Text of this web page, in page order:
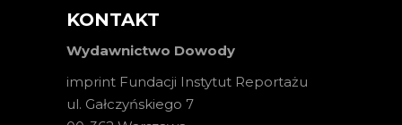
KONTAKT
Wydawnictwo Dowody
imprint Fundacji Instytut Reportażu
ul. Gałczyńskiego 7